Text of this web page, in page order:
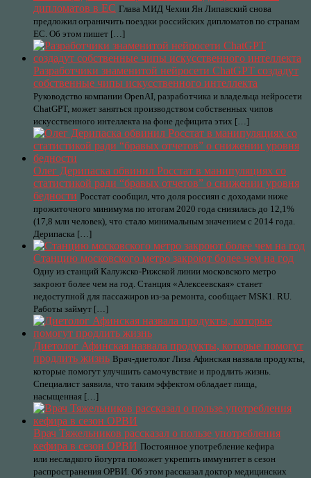
дипломатов в ЕС Глава МИД Чехии Ян Липавский снова
предложил ограничить поездки российских дипломатов по странам
ЕС. Об этом пишет […]
Разработчики знаменитой нейросети ChatGPT создадут
собственные чипы искусственного интеллекта
Руководство компании OpenAI, разработчика и владельца нейросети
ChatGPT, может заняться производством собственных чипов
искусственного интеллекта на фоне дефицита этих […]
Олег Дерипаска обвинил Росстат в манипуляциях со
статистикой ради “бравых отчетов” о снижении уровня
бедности Росстат сообщил, что доля россиян с доходами ниже
прожиточного минимума по итогам 2020 года снизилась до 12,1%
(17,8 млн человек), что стало минимальным значением с 2014 года.
Дерипаска […]
Станцию московского метро закроют более чем на год
Одну из станций Калужско-Рижской линии московского метро
закроют более чем на год. Станция «Алексеевская» станет
недоступной для пассажиров из-за ремонта, сообщает MSK1. RU.
Работы займут […]
Диетолог Афинская назвала продукты, которые помогут
продлить жизнь Врач-диетолог Лиза Афинская назвала продукты,
которые помогут улучшить самочувствие и продлить жизнь.
Специалист заявила, что таким эффектом обладает пища,
насыщенная […]
Врач Тяжельников рассказал о пользе употребления
кефира в сезон ОРВИ Постоянное употребление кефира
или несладкого йогурта поможет укрепить иммунитет в сезон
распространения ОРВИ. Об этом рассказал доктор медицинских